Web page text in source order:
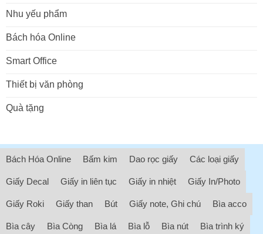
Nhu yếu phẩm
Bách hóa Online
Smart Office
Thiết bị văn phòng
Quà tặng
Bách Hóa Online Bấm kim Dao rọc giấy Các loại giấy
Giấy Decal Giấy in liên tục Giấy in nhiệt Giấy In/Photo
Giấy Roki Giấy than Bút Giấy note, Ghi chú Bìa acco
Bìa cây Bìa Còng Bìa lá Bìa lỗ Bìa nút Bìa trình ký